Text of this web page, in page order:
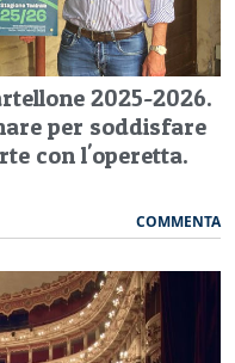
2025-2026.
per soddisfare
con l'operetta.
COMMENTA